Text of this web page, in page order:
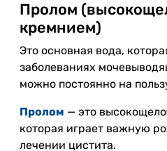
Пролом
кремнием)
Это основная вода,
заболеваниях
можно постоянно на
Пролом — это
которая играет важную
лечении цистита.